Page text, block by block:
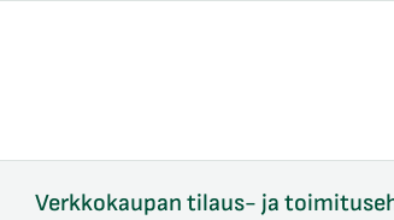
Verkkokaupan tilaus- ja